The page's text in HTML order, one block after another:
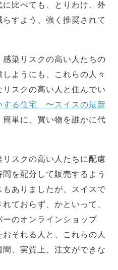
比べても、とりわけ、外
すよう、強く推奨されて
染リスクの高い人たちの
ようにも、これらの人々
スクの高い人と住んでい
する住宅 〜スイスの最新
簡単に、買い物を誰かに代
スクの高い人たちに配慮
を配分して販売するよう
ありましたが、スイスで
ておらず、かといって、
ーのオンラインショップ
それる人と、これらの人
、実質上、注文ができな